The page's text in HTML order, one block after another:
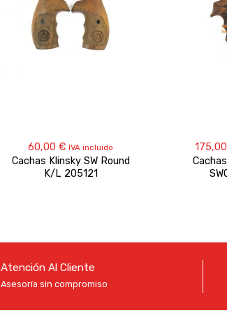
60,00 € IVA incluido
Cachas Klinsky SW Round
K/L 205121
175,00
Atención Al Cliente
Asesoría sin compromiso